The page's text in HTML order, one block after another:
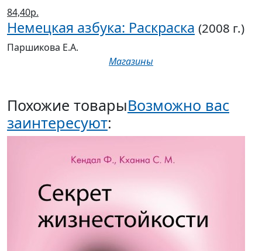
84,40р.
Немецкая азбука: Раскраска (2008 г.)
Паршикова Е.А.
Магазины
Похожие товарыВозможно вас
заинтересуют: